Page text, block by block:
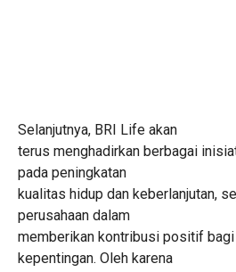
Selanjutnya, BRI Life akan
terus menghadirkan berbagai
pada peningkatan
kualitas hidup dan keberlanjutan,
perusahaan dalam
memberikan kontribusi positif
kepentingan. Oleh karena